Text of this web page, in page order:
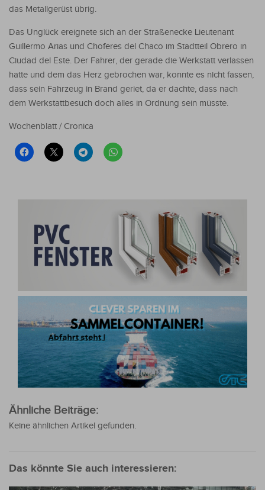
das Metallgerüst übrig.
Das Unglück ereignete sich an der Straßenecke Lieutenant
Guillermo Arias und Choferes del Chaco im Stadtteil Obrero in
Ciudad del Este. Der Fahrer, der gerade die Werkstatt verlassen
hatte und dem das Herz gebrochen war, konnte es nicht fassen,
dass sein Fahrzeug in Brand geriet, da er dachte, dass nach
dem Werkstattbesuch doch alles in Ordnung sein müsste.
Wochenblatt / Cronica
Ähnliche Beiträge:
Keine ähnlichen Artikel gefunden.
Das könnte Sie auch interessieren: